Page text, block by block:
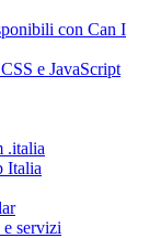
con Can I
e JavaScript
.italia
Italia
servizi